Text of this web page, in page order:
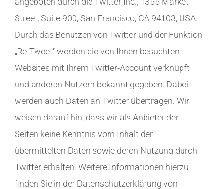
Street, Suite 900, San Francisco, CA 94103, USA.
Durch das Benutzen von Twitter und der Funktion
„Re-Tweet“ werden die von Ihnen besuchten
Websites mit Ihrem Twitter-Account verknüpft
und anderen Nutzern bekannt gegeben. Dabei
werden auch Daten an Twitter übertragen. Wir
weisen darauf hin, dass wir als Anbieter der
Seiten keine Kenntnis vom Inhalt der
übermittelten Daten sowie deren Nutzung durch
Twitter erhalten. Weitere Informationen hierzu
finden Sie in der Datenschutzerklärung von